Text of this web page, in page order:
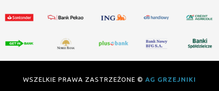
WSZELKIE PRAWA ZASTRZEŻONE © AG GRZEJNIKI